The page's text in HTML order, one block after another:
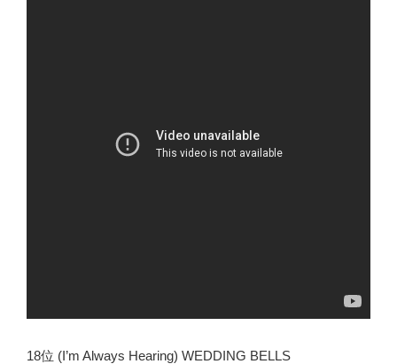
18位 (I’m Always Hearing) WEDDING BELLS